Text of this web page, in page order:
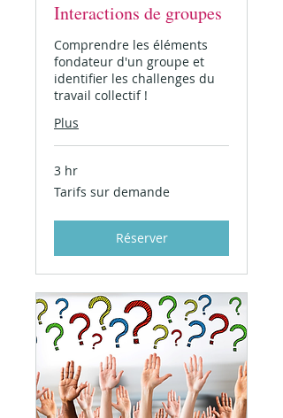
Interactions de groupes
Comprendre les éléments
fondateur d'un groupe et
identifier les challenges du
travail collectif !
Plus
3 hr
Tarifs
sur
Tarifs sur demande
Réserver